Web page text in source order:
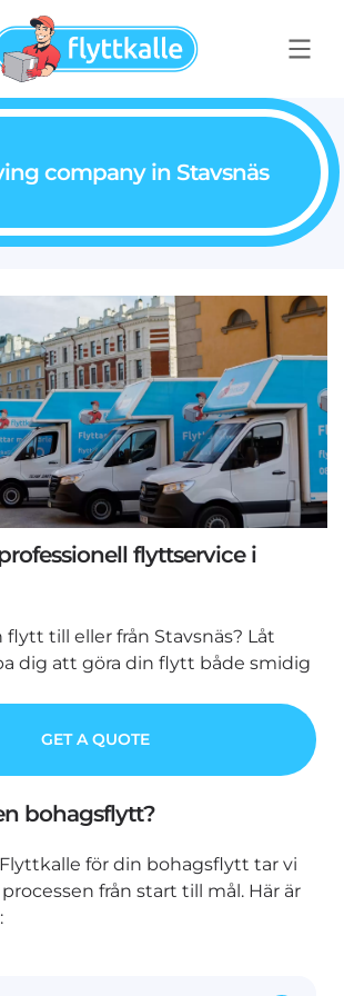
company in Stavsnäs
flyttservice i
flytt till eller från Stavsnäs? Låt
dig att göra din flytt både smidig
GET A QUOTE
bohagsflytt?
för din bohagsflytt tar vi
från start till mål. Här är